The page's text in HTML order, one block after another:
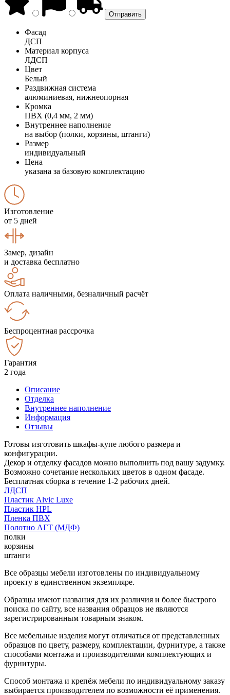
Фасад
ДСП
Материал корпуса
ЛДСП
Цвет
Белый
Раздвижная система
алюминиевая, нижнеопорная
Кромка
ПВХ (0,4 мм, 2 мм)
Внутреннее наполнение
на выбор (полки, корзины, штанги)
Размер
индивидуальный
Цена
указана за базовую комплектацию
Изготовление
от 5 дней
Замер, дизайн
и доставка бесплатно
Оплата наличными, безналичный расчёт
Беспроцентная рассрочка
Гарантия
2 года
Описание
Отделка
Внутреннее наполнение
Информация
Отзывы
Готовы изготовить шкафы-купе любого размера и
конфигурации.
Декор и отделку фасадов можно выполнить под вашу задумку.
Возможно сочетание нескольких цветов в одном фасаде.
Бесплатная сборка в течение 1-2 рабочих дней.
ЛДСП
Пластик Alvic Luxe
Пластик HPL
Пленка ПВХ
Полотно АГТ (МДФ)
полки
корзины
штанги
Все образцы мебели изготовлены по индивидуальному
проекту в единственном экземпляре.
Образцы имеют названия для их различия и более быстрого
поиска по сайту, все названия образцов не являются
зарегистрированным товарным знаком.
Все мебельные изделия могут отличаться от представленных
образцов по цвету, размеру, комплектации, фурнитуре, а также
способами монтажа и производителями комплектующих и
фурнитуры.
Способ монтажа и крепёж мебели по индивидуальному заказу
выбирается производителем по возможности её применения.